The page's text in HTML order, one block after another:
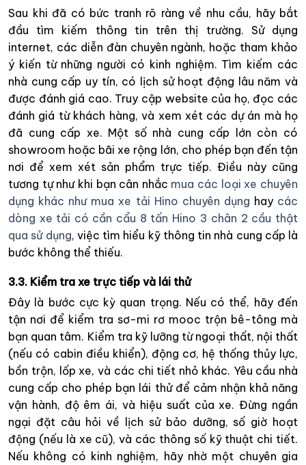
Sau khi đã có bức tranh rõ ràng về nhu cầu, hãy bắt
đầu tìm kiếm thông tin trên thị trường. Sử dụng
internet, các diễn đàn chuyên ngành, hoặc tham khảo
ý kiến từ những người có kinh nghiệm. Tìm kiếm các
nhà cung cấp uy tín, có lịch sử hoạt động lâu năm và
được đánh giá cao. Truy cập website của họ, đọc các
đánh giá từ khách hàng, và xem xét các dự án mà họ
đã cung cấp xe. Một số nhà cung cấp lớn còn có
showroom hoặc bãi xe rộng lớn, cho phép bạn đến tận
nơi để xem xét sản phẩm trực tiếp. Điều này cũng
tương tự như khi bạn cân nhắc mua các loại xe chuyên
dụng khác như mua xe tải Hino chuyên dụng hay các
dòng xe tải có cần cẩu 8 tấn Hino 3 chân 2 cầu thật
qua sử dụng, việc tìm hiểu kỹ thông tin nhà cung cấp là
bước không thể thiếu.
3.3. Kiểm tra xe trực tiếp và lái thử
Đây là bước cực kỳ quan trọng. Nếu có thể, hãy đến
tận nơi để kiểm tra sơ-mi rơ mooc trộn bê-tông mà
bạn quan tâm. Kiểm tra kỹ lưỡng từ ngoại thất, nội thất
(nếu có cabin điều khiển), động cơ, hệ thống thủy lực,
bồn trộn, lốp xe, và các chi tiết nhỏ khác. Yêu cầu nhà
cung cấp cho phép bạn lái thử để cảm nhận khả năng
vận hành, độ êm ái, và hiệu suất của xe. Đừng ngần
ngại đặt câu hỏi về lịch sử bảo dưỡng, số giờ hoạt
động (nếu là xe cũ), và các thông số kỹ thuật chi tiết.
Nếu không có kinh nghiệm, hãy nhờ một chuyên gia